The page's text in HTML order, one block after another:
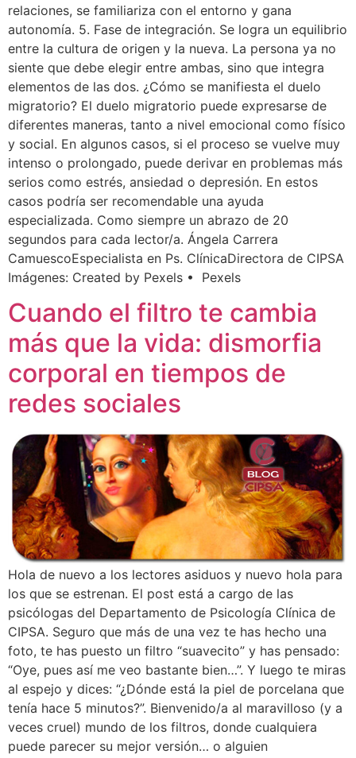
relaciones, se familiariza con el entorno y gana
autonomía. 5. Fase de integración. Se logra un equilibrio
entre la cultura de origen y la nueva. La persona ya no
siente que debe elegir entre ambas, sino que integra
elementos de las dos. ¿Cómo se manifiesta el duelo
migratorio? El duelo migratorio puede expresarse de
diferentes maneras, tanto a nivel emocional como físico
y social. En algunos casos, si el proceso se vuelve muy
intenso o prolongado, puede derivar en problemas más
serios como estrés, ansiedad o depresión. En estos
casos podría ser recomendable una ayuda
especializada. Como siempre un abrazo de 20
segundos para cada lector/a. Ángela Carrera
CamuescoEspecialista en Ps. ClínicaDirectora de CIPSA
Imágenes: Created by Pexels • Pexels
Cuando el filtro te cambia
más que la vida: dismorfia
corporal en tiempos de
redes sociales
Hola de nuevo a los lectores asiduos y nuevo hola para
los que se estrenan. El post está a cargo de las
psicólogas del Departamento de Psicología Clínica de
CIPSA. Seguro que más de una vez te has hecho una
foto, te has puesto un filtro “suavecito” y has pensado:
“Oye, pues así me veo bastante bien…”. Y luego te miras
al espejo y dices: “¿Dónde está la piel de porcelana que
tenía hace 5 minutos?”. Bienvenido/a al maravilloso (y a
veces cruel) mundo de los filtros, donde cualquiera
puede parecer su mejor versión… o alguien